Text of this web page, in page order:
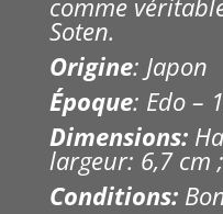
comme
Soten.
Origine: Japon
Époque: Edo –
Dimensions:
largeur: 6,7 cm
Conditions: